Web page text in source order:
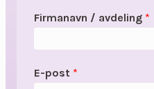
Firmanavn / avdeling *
E-post *